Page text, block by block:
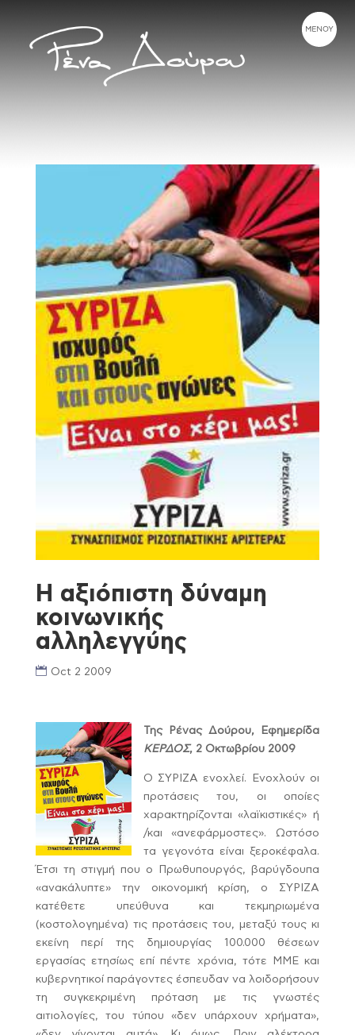
Η αξιόπιστη δύναμη
κοινωνικής
αλληλεγγύης
Oct 2 2009
Της Ρένας Δούρου, Εφημερίδα
ΚΕΡΔΟΣ, 2 Οκτωβρίου 2009
Ο ΣΥΡΙΖΑ ενοχλεί. Ενοχλούν οι
προτάσεις του, οι οποίες
χαρακτηρίζονται «λαϊκιστικές» ή
/και «ανεφάρμοστες». Ωστόσο
τα γεγονότα είναι ξεροκέφαλα.
Έτσι τη στιγμή που ο Πρωθυπουργός, βαρύγδουπα
«ανακάλυπτε» την οικονομική κρίση, ο ΣΥΡΙΖΑ
κατέθετε υπεύθυνα και τεκμηριωμένα
(κοστολογημένα) τις προτάσεις του, μεταξύ τους κι
εκείνη περί της δημιουργίας 100.000 θέσεων
εργασίας ετησίως επί πέντε χρόνια, τότε ΜΜΕ και
κυβερνητικοί παράγοντες έσπευδαν να λοιδορήσουν
τη συγκεκριμένη πρόταση με τις γνωστές
αιτιολογίες, του τύπου «δεν υπάρχουν χρήματα»,